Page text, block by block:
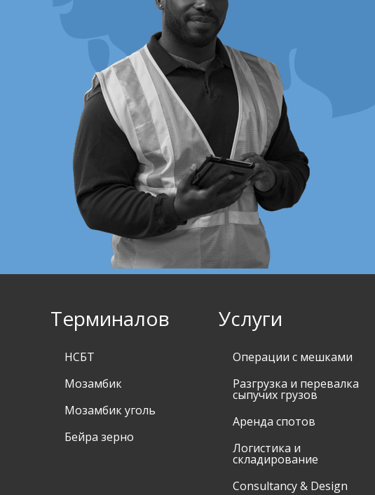
Терминалов
НСБТ
Мозамбик
Мозамбик уголь
Бейра зерно
Услуги
Операции с мешками
Разгрузка и перевалка
сыпучих грузов
Аренда спотов
Логистика и
складирование
Consultancy & Design